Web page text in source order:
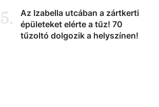
5.
Az Izabella utcában a zártkerti
épületeket elérte a tűz! 70
tűzoltó dolgozik a helyszínen!